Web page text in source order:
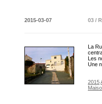
2015-03-07
03 /
La
Les
Une
2015